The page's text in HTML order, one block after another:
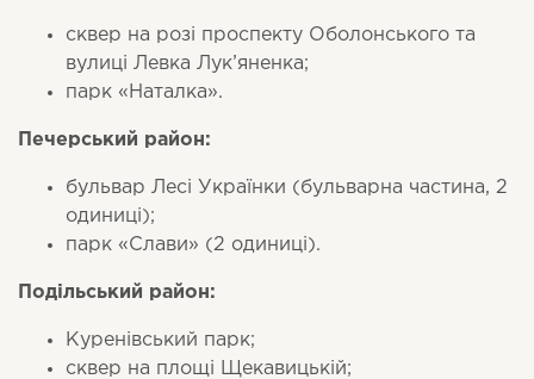
сквер на розі проспекту Оболонського та
вулиці Левка Лук’яненка;
парк «Наталка».
Печерський район:
бульвар Лесі Українки (бульварна частина, 2
одиниці);
парк «Слави» (2 одиниці).
Подільський район:
Куренівський парк;
сквер на площі Щекавицькій;